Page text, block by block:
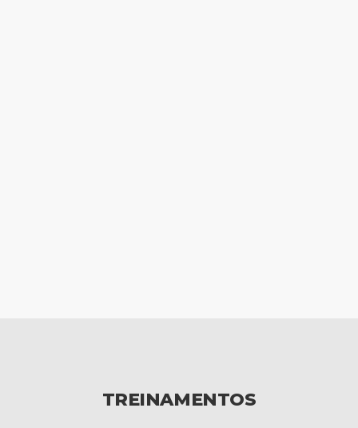
TREINAMENTOS